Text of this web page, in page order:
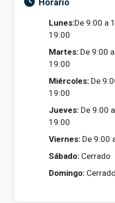
Horario
Lunes:De 9:00 a
19:00
Martes: De 9:00
19:00
Miércoles: De
19:00
Jueves: De 9:00
19:00
Viernes: De 9:00
Sábado: Cerrado
Domingo: Cerrado